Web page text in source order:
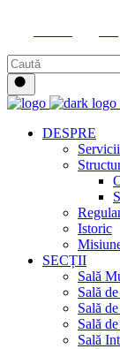
DESPRE
Servicii
Istoric
SECȚII
Sală
Sală
Sală
Sală
Sală